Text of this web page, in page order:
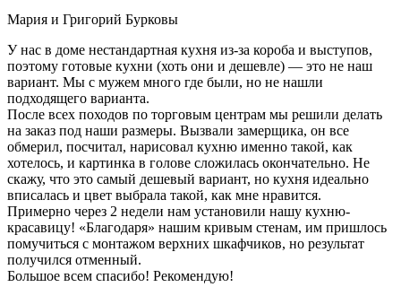
Мария и Григорий Бурковы
У нас в доме нестандартная кухня из-за короба и выступов,
поэтому готовые кухни (хоть они и дешевле) — это не наш
вариант. Мы с мужем много где были, но не нашли
подходящего варианта.
После всех походов по торговым центрам мы решили делать
на заказ под наши размеры. Вызвали замерщика, он все
обмерил, посчитал, нарисовал кухню именно такой, как
хотелось, и картинка в голове сложилась окончательно. Не
скажу, что это самый дешевый вариант, но кухня идеально
вписалась и цвет выбрала такой, как мне нравится.
Примерно через 2 недели нам установили нашу кухню-
красавицу! «Благодаря» нашим кривым стенам, им пришлось
помучиться с монтажом верхних шкафчиков, но результат
получился отменный.
Большое всем спасибо! Рекомендую!